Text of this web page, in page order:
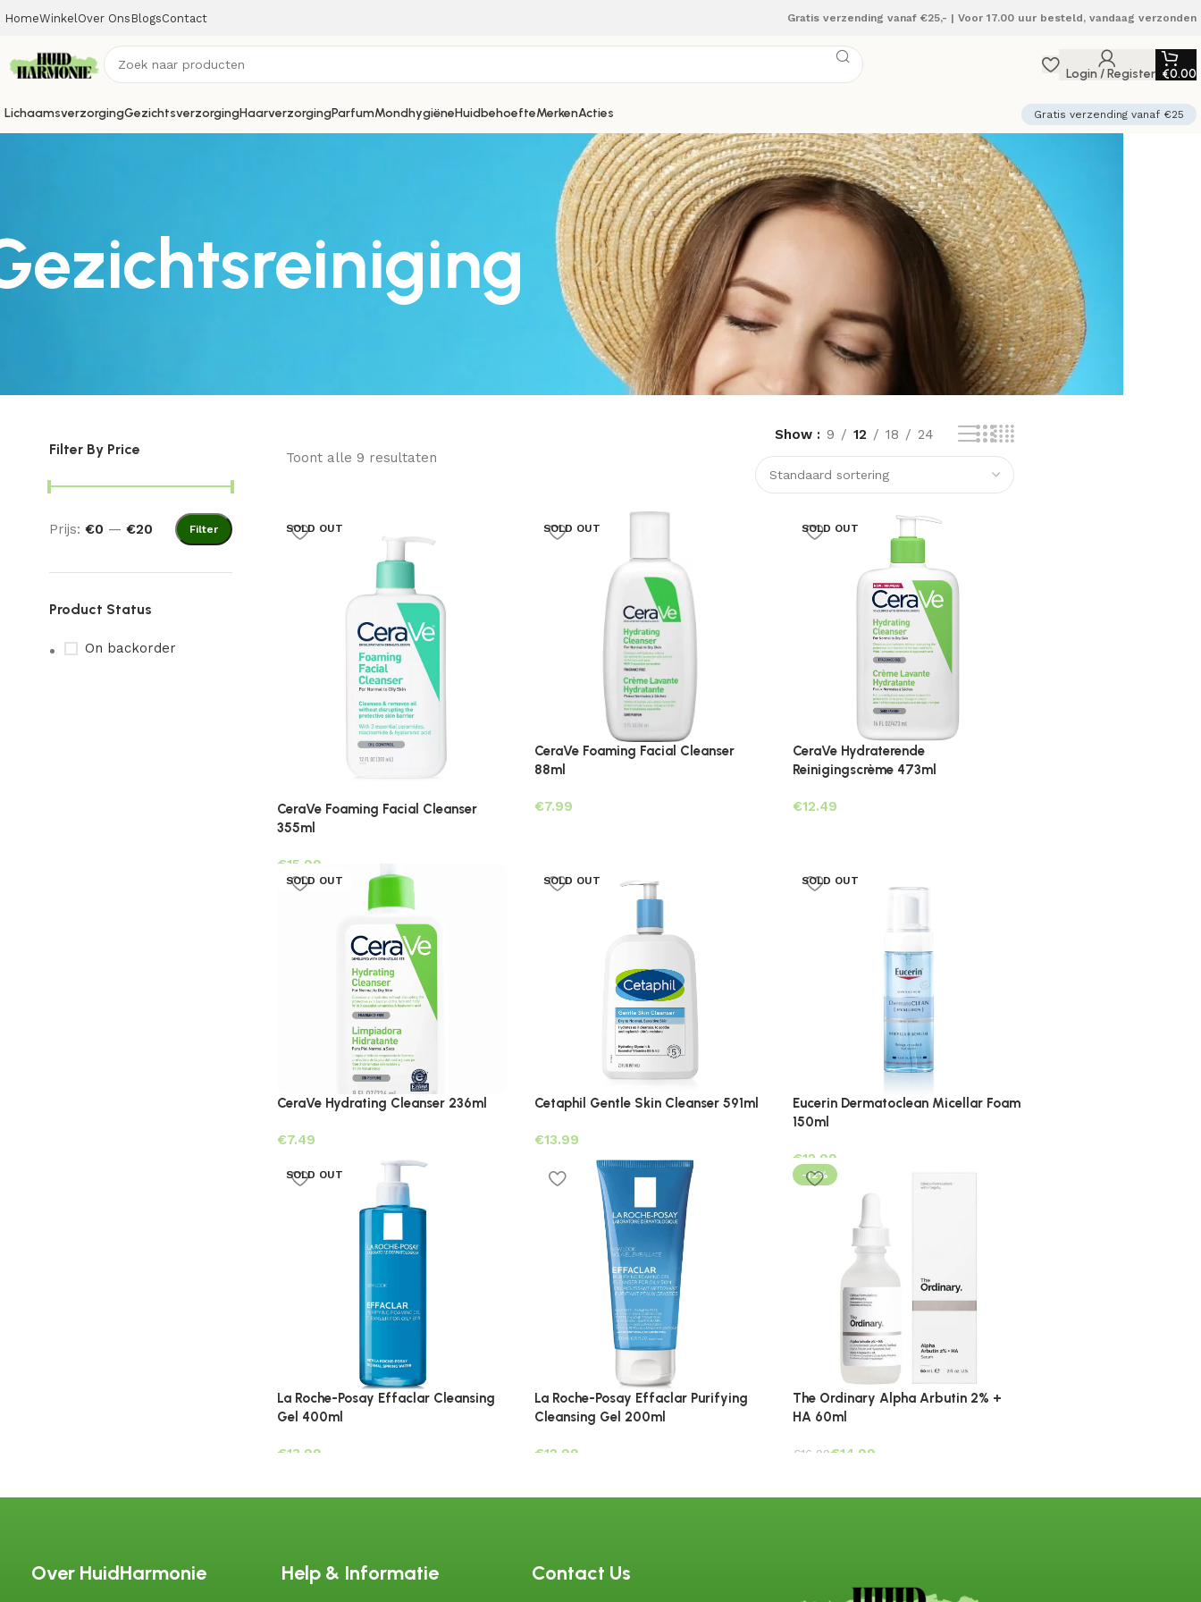
HomeWinkel Over Ons BlogsContact Gratis verzending vanaf €25,- | Voor 17.00 uur besteld, vandaag verzonden
Login / Register €0.00
LichaamsverzorgingGezichtsverzorgingHaarverzorgingParfumMondhygiëneHuidbehoefteMerkenActies Gratis verzending vanaf €25
Filter By Price
Filter
Prijs: €0 — €20
Product Status
On backorder
Toont alle 9 resultaten
Show 9 12 18 24
SOLD OUT
CeraVe Foaming Facial Cleanser
355ml
€
SOLD OUT
CeraVe Foaming Facial Cleanser
88ml
€
SOLD OUT
CeraVe Hydraterende
Reinigingscrème 473ml
€
SOLD OUT
CeraVe Hydrating Cleanser 236ml
€
SOLD OUT
Cetaphil Gentle Skin Cleanser 591ml
€
SOLD OUT
Eucerin Dermatoclean Micellar Foam
150ml
€
SOLD OUT
La Roche-Posay Effaclar Cleansing
Gel 400ml
€
La Roche-Posay Effaclar Purifying
Cleansing Gel 200ml
€
-12%
The Ordinary Alpha Arbutin 2% +
HA 60ml
€16.99€14.99
Over HuidHarmonie Help & Informatie Contact Us